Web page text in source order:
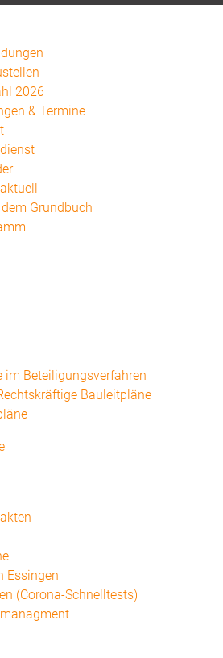
2026
& Termine
Grundbuch
im Beteiligungsverfahren
Bauleitpläne
Essingen
(Corona-Schnelltests)